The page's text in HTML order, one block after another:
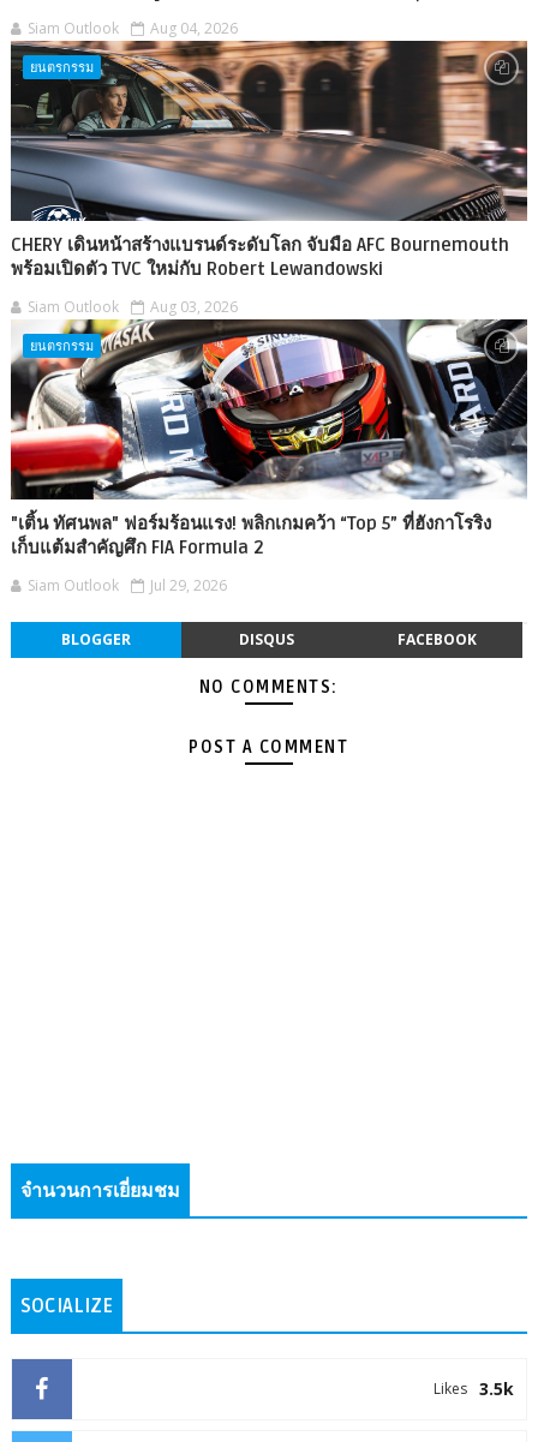
Siam Outlook Aug 04, 2026
ยนตรกรรม
CHERY เดินหน้าสร้างแบรนด์ระดับโลก จับมือ AFC Bournemouth
พร้อมเปิดตัว TVC ใหม่กับ Robert Lewandowski
Siam Outlook Aug 03, 2026
ยนตรกรรม
"เติ้น ทัศนพล" ฟอร์มร้อนแรง! พลิกเกมคว้า “Top 5” ที่ฮังกาโรริง
เก็บแต้มสำคัญศึก FIA Formula 2
Siam Outlook Jul 29, 2026
BLOGGER DISQUS FACEBOOK
NO COMMENTS:
POST A COMMENT
จำนวนการเยี่ยมชม
SOCIALIZE
3.5k
Likes